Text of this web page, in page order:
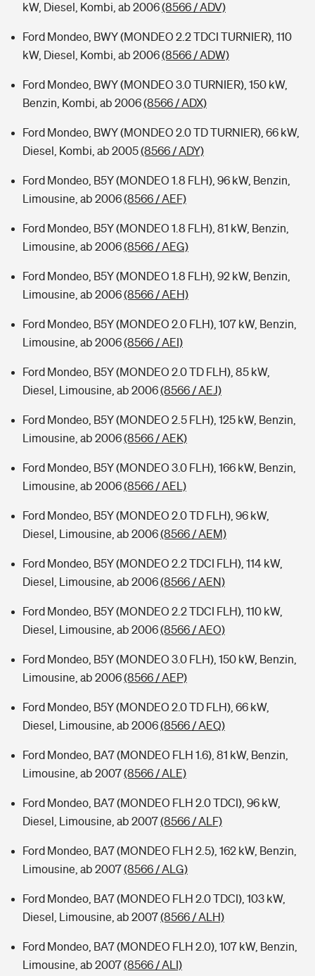
kW, Diesel, Kombi, ab 2006(8566 / ADV)
Ford Mondeo, BWY (MONDEO 2.2 TDCI TURNIER), 110
kW, Diesel, Kombi, ab 2006(8566 / ADW)
Ford Mondeo, BWY (MONDEO 3.0 TURNIER), 150 kW,
Benzin, Kombi, ab 2006(8566 / ADX)
Ford Mondeo, BWY (MONDEO 2.0 TD TURNIER), 66 kW,
Diesel, Kombi, ab 2005(8566 / ADY)
Ford Mondeo, B5Y (MONDEO 1.8 FLH), 96 kW, Benzin,
Limousine, ab 2006(8566 / AEF)
Ford Mondeo, B5Y (MONDEO 1.8 FLH), 81 kW, Benzin,
Limousine, ab 2006(8566 / AEG)
Ford Mondeo, B5Y (MONDEO 1.8 FLH), 92 kW, Benzin,
Limousine, ab 2006(8566 / AEH)
Ford Mondeo, B5Y (MONDEO 2.0 FLH), 107 kW, Benzin,
Limousine, ab 2006(8566 / AEI)
Ford Mondeo, B5Y (MONDEO 2.0 TD FLH), 85 kW,
Diesel, Limousine, ab 2006(8566 / AEJ)
Ford Mondeo, B5Y (MONDEO 2.5 FLH), 125 kW, Benzin,
Limousine, ab 2006(8566 / AEK)
Ford Mondeo, B5Y (MONDEO 3.0 FLH), 166 kW, Benzin,
Limousine, ab 2006(8566 / AEL)
Ford Mondeo, B5Y (MONDEO 2.0 TD FLH), 96 kW,
Diesel, Limousine, ab 2006(8566 / AEM)
Ford Mondeo, B5Y (MONDEO 2.2 TDCI FLH), 114 kW,
Diesel, Limousine, ab 2006(8566 / AEN)
Ford Mondeo, B5Y (MONDEO 2.2 TDCI FLH), 110 kW,
Diesel, Limousine, ab 2006(8566 / AEO)
Ford Mondeo, B5Y (MONDEO 3.0 FLH), 150 kW, Benzin,
Limousine, ab 2006(8566 / AEP)
Ford Mondeo, B5Y (MONDEO 2.0 TD FLH), 66 kW,
Diesel, Limousine, ab 2006(8566 / AEQ)
Ford Mondeo, BA7 (MONDEO FLH 1.6), 81 kW, Benzin,
Limousine, ab 2007(8566 / ALE)
Ford Mondeo, BA7 (MONDEO FLH 2.0 TDCI), 96 kW,
Diesel, Limousine, ab 2007(8566 / ALF)
Ford Mondeo, BA7 (MONDEO FLH 2.5), 162 kW, Benzin,
Limousine, ab 2007(8566 / ALG)
Ford Mondeo, BA7 (MONDEO FLH 2.0 TDCI), 103 kW,
Diesel, Limousine, ab 2007(8566 / ALH)
Ford Mondeo, BA7 (MONDEO FLH 2.0), 107 kW, Benzin,
Limousine, ab 2007(8566 / ALI)